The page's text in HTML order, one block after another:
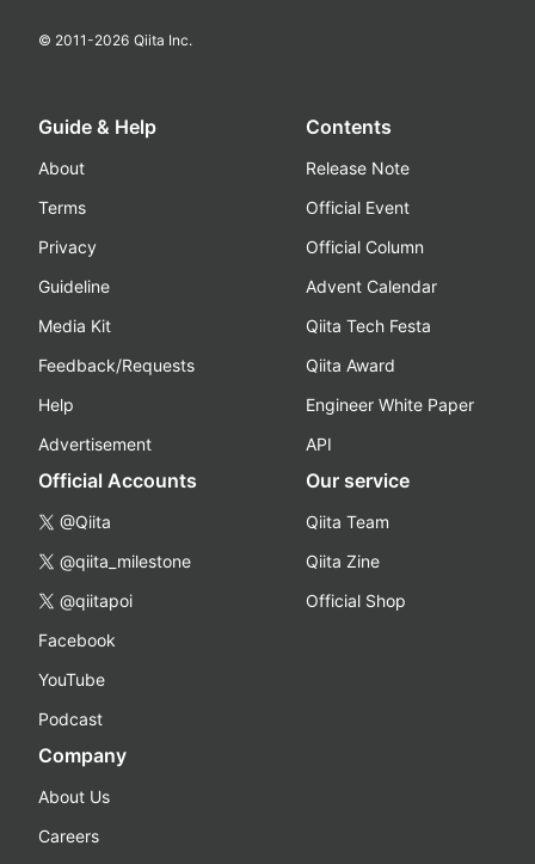
© 2011-2026 Qiita Inc.
Guide & Help
About
Terms
Privacy
Guideline
Media Kit
Feedback/Requests
Help
Advertisement
Contents
Release Note
Official Event
Official Column
Advent Calendar
Qiita Tech Festa
Qiita Award
Engineer White Paper
API
Official Accounts
@Qiita
@qiita_milestone
@qiitapoi
Facebook
YouTube
Podcast
Our service
Qiita Team
Qiita Zine
Official Shop
Company
About Us
Careers